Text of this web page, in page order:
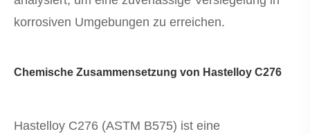
korrosiven Umgebungen zu erreichen.
Chemische Zusammensetzung von Hastelloy C276
Hastelloy C276 (ASTM B575) ist eine